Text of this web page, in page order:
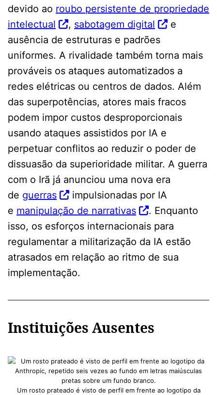
devido ao roubo persistente de propriedade
intelectual
, sabotagem digital
e
ausência de estruturas e padrões
uniformes. A rivalidade também torna mais
prováveis ​​os ataques automatizados a
redes elétricas ou centros de dados. Além
das superpotências, atores mais fracos
podem impor custos desproporcionais
usando ataques assistidos por IA e
perpetuar conflitos ao reduzir o poder de
dissuasão da superioridade militar. A guerra
com o Irã já anunciou uma nova era
de guerras
impulsionadas por IA
e manipulação de narrativas
. Enquanto
isso, os esforços internacionais para
regulamentar a militarização da IA ​​estão
atrasados ​​em relação ao ritmo de sua
implementação.
Instituições Ausentes
Um rosto prateado é visto de perfil em frente ao logotipo da